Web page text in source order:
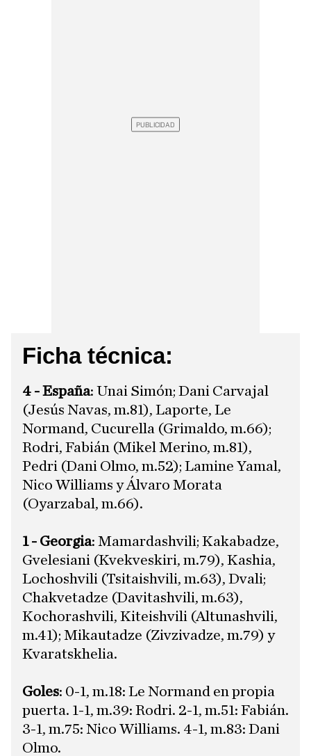
Ficha técnica:
4 - España: Unai Simón; Dani Carvajal
(Jesús Navas, m.81), Laporte, Le
Normand, Cucurella (Grimaldo, m.66);
Rodri, Fabián (Mikel Merino, m.81),
Pedri (Dani Olmo, m.52); Lamine Yamal,
Nico Williams y Álvaro Morata
(Oyarzabal, m.66).
1 - Georgia: Mamardashvili; Kakabadze,
Gvelesiani (Kvekveskiri, m.79), Kashia,
Lochoshvili (Tsitaishvili, m.63), Dvali;
Chakvetadze (Davitashvili, m.63),
Kochorashvili, Kiteishvili (Altunashvili,
m.41); Mikautadze (Zivzivadze, m.79) y
Kvaratskhelia.
Goles: 0-1, m.18: Le Normand en propia
puerta. 1-1, m.39: Rodri. 2-1, m.51: Fabián.
3-1, m.75: Nico Williams. 4-1, m.83: Dani
Olmo.